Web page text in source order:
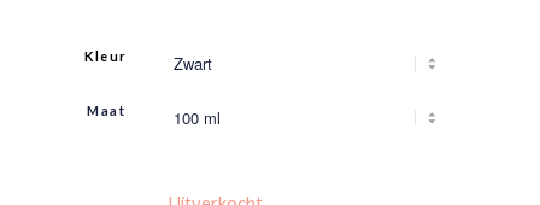
Kleur
Maat